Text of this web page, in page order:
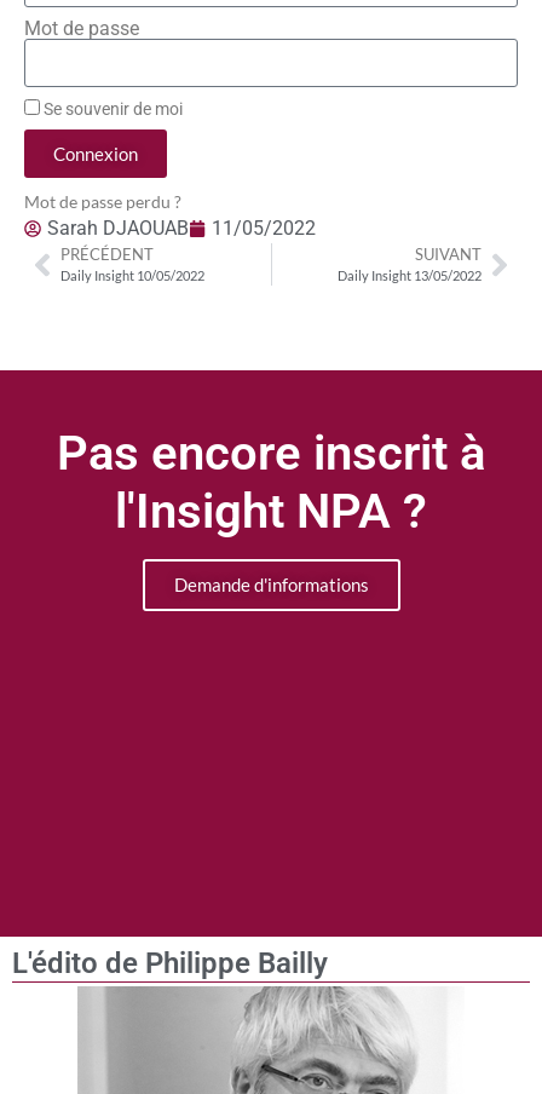
Mot de passe
Se souvenir de moi
Connexion
Mot de passe perdu ?
Sarah DJAOUAB 11/05/2022
PRÉCÉDENT
Daily Insight 10/05/2022
SUIVANT
Daily Insight 13/05/2022
Pas encore inscrit à
l'Insight NPA ?
Demande d'informations
L'édito de Philippe Bailly